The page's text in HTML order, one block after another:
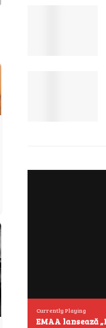
Currently Playing